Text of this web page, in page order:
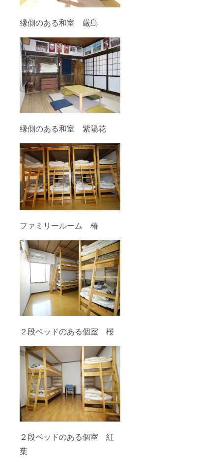
縁側のある和室 厳島
縁側のある和室 紫陽花
ファミリールーム 椿
２段ベッドのある個室 桜
２段ベッドのある個室 紅
葉